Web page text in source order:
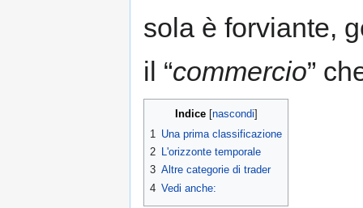
sola è forviante,
il “commercio”
Indice
1
Una prima classificazione
2
L'orizzonte temporale
3 Altre categorie di trader
4 Vedi anche: